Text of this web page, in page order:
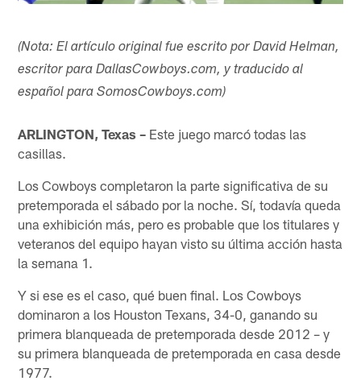
(Nota: El artículo original fue escrito por David Helman,
escritor para DallasCowboys.com, y traducido al
español para SomosCowboys.com)​
ARLINGTON, Texas – Este juego marcó todas las
casillas.
Los Cowboys completaron la parte significativa de su
pretemporada el sábado por la noche. Sí, todavía queda
una exhibición más, pero es probable que los titulares y
veteranos del equipo hayan visto su última acción hasta
la semana 1.
Y si ese es el caso, qué buen final. Los Cowboys
dominaron a los Houston Texans, 34-0, ganando su
primera blanqueada de pretemporada desde 2012 – y
su primera blanqueada de pretemporada en casa desde
1977.